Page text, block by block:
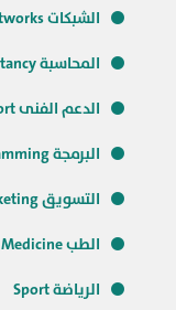
الشبكات Networks
المحاسبة Accountancy
الدعم الفنى Technical Support
البرمجة Programming
التسويق Marketing
الطب Medicine
الرياضة Sport